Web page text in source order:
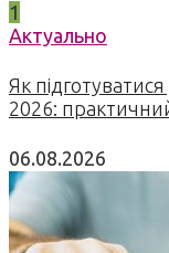
1
Актуально
Як
2026:
06.08.2026